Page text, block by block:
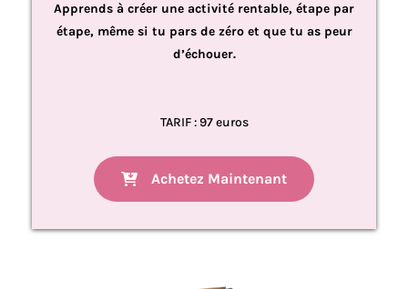
Apprends à créer une activité rentable, étape par
étape, même si tu pars de zéro et que tu as peur
d’échouer.
TARIF : 97 euros
Achetez Maintenant